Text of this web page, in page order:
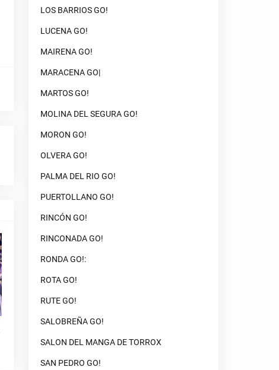
LOS BARRIOS GO!
LUCENA GO!
MAIRENA GO!
MARACENA GO|
MARTOS GO!
MOLINA DEL SEGURA GO!
MORON GO!
OLVERA GO!
PALMA DEL RIO GO!
PUERTOLLANO GO!
RINCÓN GO!
RINCONADA GO!
RONDA GO!:
ROTA GO!
RUTE GO!
SALOBREÑA GO!
SALON DEL MANGA DE TORROX
SAN PEDRO GO!